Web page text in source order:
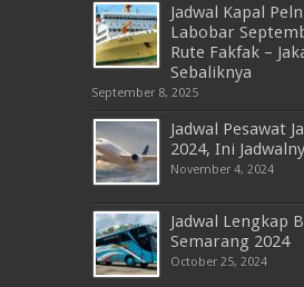
Jadwal Kapal
Labobar
Rute Fakfak –
Sebaliknya
September 8, 2025
Jadwal Pesawat
2024, Ini
November 4, 2024
Jadwal Lengkap
Semarang 2024
October 25, 2024